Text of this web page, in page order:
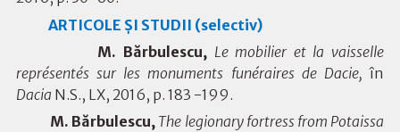
ARTICOLE ȘI STUDII (selectiv)
M. Bărbulescu, Le mobilier et la vaisselle
représentés sur les monuments funéraires de Dacie, în
Dacia N.S., LX, 2016, p. 183 -199.
M. Bărbulescu, The legionary fortress from Potaissa